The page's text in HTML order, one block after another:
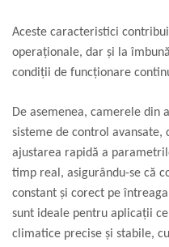
Aceste caracteristici
operaționale, dar și la
condiții de funcționare
De asemenea, camerele din
sisteme de control
ajustarea rapidă a
timp real, asigurându-se că
constant și corect pe
sunt ideale pentru aplicații
climatice precise și stabile,